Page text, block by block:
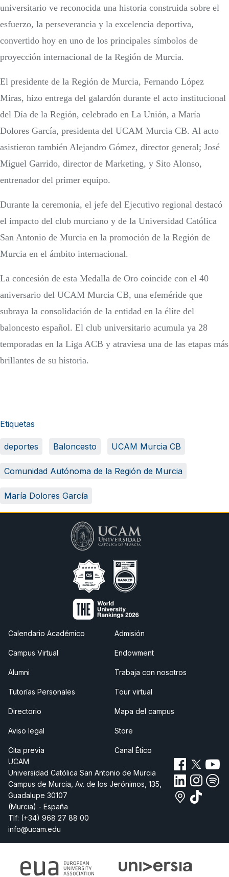
universitario ve reconocida una historia construida sobre el
esfuerzo, la perseverancia y la excelencia deportiva,
convertido hoy en uno de los principales símbolos de
proyección internacional de la Región de Murcia.
El presidente de la Región de Murcia, Fernando López
Miras, hizo entrega del galardón durante el acto institucional
del Día de la Región, celebrado en La Unión, a María
Dolores García, presidenta del UCAM Murcia CB. Al acto
asistieron también Alejandro Gómez, director general; José
Miguel Garrido, director de Marketing, y Sito Alonso,
entrenador del primer equipo.
Durante la ceremonia, el jefe del Ejecutivo regional destacó
el impacto del club murciano y de la Universidad Católica
San Antonio de Murcia en la promoción de la Región de
Murcia en el ámbito internacional.
La concesión de esta Medalla de Oro coincide con el 40
aniversario del UCAM Murcia CB, una efeméride que
subraya la consolidación de la entidad en la élite del
baloncesto español. El club universitario acumula ya 28
temporadas en la Liga ACB y atraviesa una de las etapas más
brillantes de su historia.
Etiquetas
deportes Baloncesto UCAM Murcia CB
Comunidad Autónoma de la Región de Murcia
María Dolores García
Calendario Académico
Campus Virtual
Alumni
Tutorías Personales
Directorio
Aviso legal
Cita previa
Admisión
Endowment
Trabaja con nosotros
Tour virtual
Mapa del campus
Store
Canal Ético
UCAM
Universidad Católica San Antonio de Murcia
Campus de Murcia, Av. de los Jerónimos, 135,
Guadalupe 30107
(Murcia) - España
Tlf: (+34) 968 27 88 00
info@ucam.edu